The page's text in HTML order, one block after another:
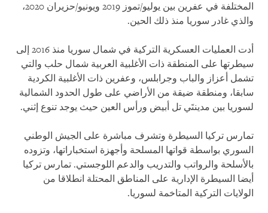
المختلفة في عفرين بين يوليو/تموز 2019 ويونيو/حزيران 2020،
والذي غادر سوريا منذ ذلك الحين.
أدت العمليات العسكرية التركية في شمال سوريا منذ 2016 إلى
سيطرتها على المنطقة ذات الأغلبية العربية شمال حلب والتي
تشمل أعزاز والباب وجرابلس، وعفرين ذات الأغلبية الكردية
سابقا، ومنطقة ضيقة من الأراضي على طول الحدود الشمالية
لسوريا بين مدينتَي تل أبيض ورأس العين حيث يوجد تنوع إثني.
تمارس تركيا السيطرة وتشرف مباشرة على الجيش الوطني
السوري بواسطة قواتها المسلحة وأجهزة استخباراتها، وتزوده
بالأسلحة والرواتب والتدريب والدعم اللوجستي. تمارس تركيا
أيضا السيطرة الإدارية على المناطق المحتلة انطلاقا من
الولايات التركية المتاخمة لسوريا.